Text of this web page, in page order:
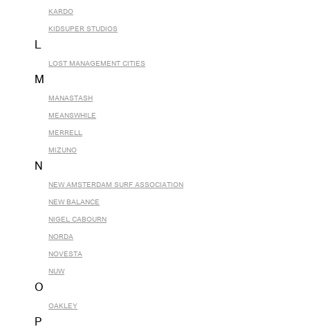
KARDO
KIDSUPER STUDIOS
L
LOST MANAGEMENT CITIES
M
MANASTASH
MEANSWHILE
MERRELL
MIZUNO
N
NEW AMSTERDAM SURF ASSOCIATION
NEW BALANCE
NIGEL CABOURN
NORDA
NOVESTA
NUW
O
OAKLEY
P